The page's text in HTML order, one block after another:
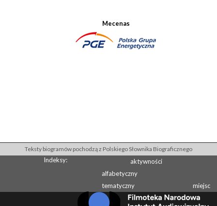
Mecenas
Teksty biogramów pochodzą z Polskiego Słownika Biograficznego
Indeksy:
aktywności
alfabetyczny
tematyczny
miejsc